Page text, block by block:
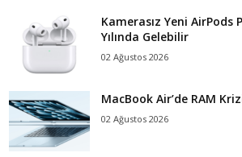
Kamerasız Yeni AirPods
Yılında Gelebilir
02 Ağustos 2026
MacBook Air’de RAM
02 Ağustos 2026